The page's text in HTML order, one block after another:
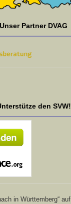
Unser Partner DVAG
den SVW!
in Württemberg“ auf